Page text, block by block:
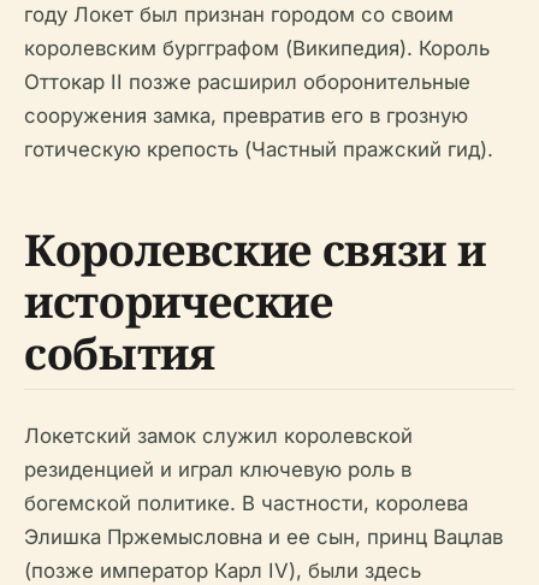
году Локет был признан городом со своим
королевским бургграфом (Википедия). Король
Оттокар II позже расширил оборонительные
сооружения замка, превратив его в грозную
готическую крепость (Частный пражский гид).
Королевские связи и
исторические
события
Локетский замок служил королевской
резиденцией и играл ключевую роль в
богемской политике. В частности, королева
Элишка Пржемысловна и ее сын, принц Вацлав
(позже император Карл IV), были здесь